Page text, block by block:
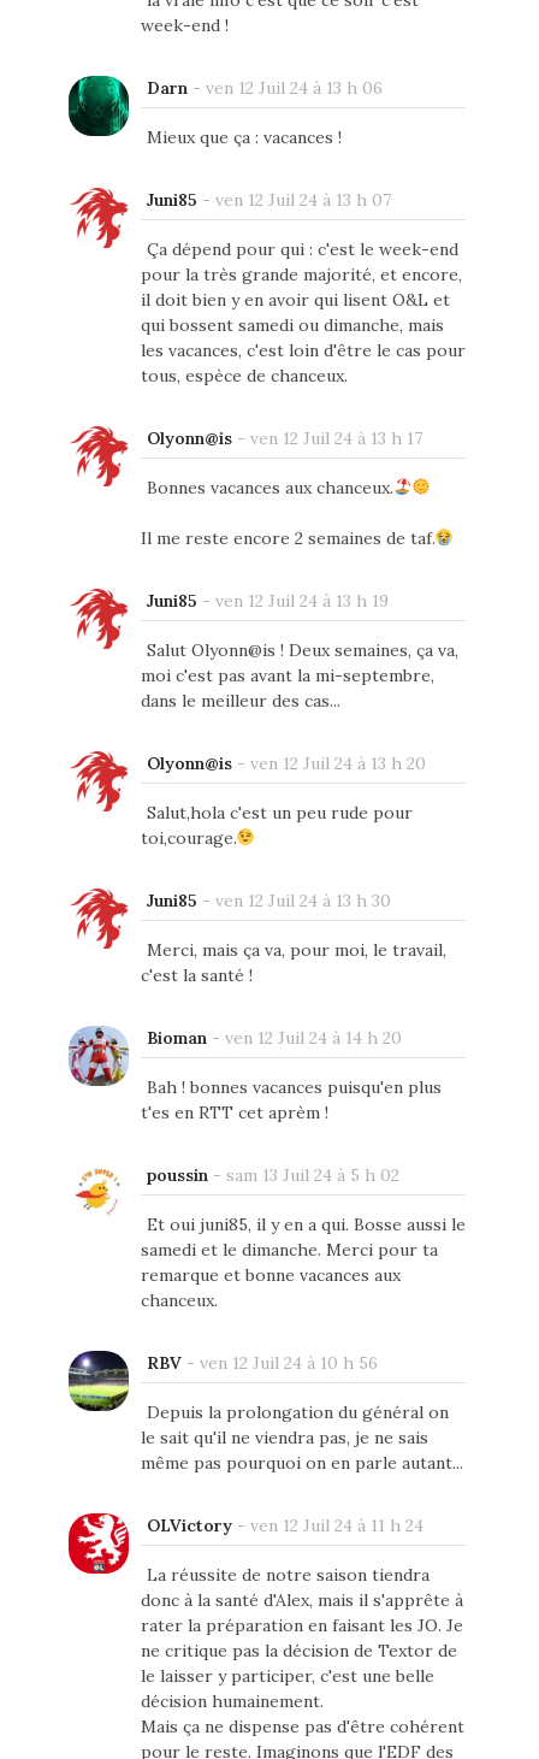
week-end !
Darn - ven 12 Juil 24 à 13 h 06
Mieux que ça : vacances !
Juni85 - ven 12 Juil 24 à 13 h 07
Ça dépend pour qui : c'est le week-end
pour la très grande majorité, et encore,
il doit bien y en avoir qui lisent O&L et
qui bossent samedi ou dimanche, mais
les vacances, c'est loin d'être le cas pour
tous, espèce de chanceux.
Olyonn@is- ven 12 Juil 24 à 13 h 17
Bonnes vacances aux chanceux.
Il me reste encore 2 semaines de taf.
Juni85 - ven 12 Juil 24 à 13 h 19
Salut Olyonn@is ! Deux semaines, ça va,
moi c'est pas avant la mi-septembre,
dans le meilleur des cas...
Olyonn@is- ven 12 Juil 24 à 13 h 20
Salut,hola c'est un peu rude pour
toi,courage.
Juni85 - ven 12 Juil 24 à 13 h 30
Merci, mais ça va, pour moi, le travail,
c'est la santé !
Bioman - ven 12 Juil 24 à 14 h 20
Bah ! bonnes vacances puisqu'en plus
t'es en RTT cet aprèm !
poussin - sam 13 Juil 24 à 5 h 02
Et oui juni85, il y en a qui. Bosse aussi le
samedi et le dimanche. Merci pour ta
remarque et bonne vacances aux
chanceux.
RBV- ven 12 Juil 24 à 10 h 56
Depuis la prolongation du général on
le sait qu'il ne viendra pas, je ne sais
même pas pourquoi on en parle autant...
OLVictory- ven 12 Juil 24 à 11 h 24
La réussite de notre saison tiendra
donc à la santé d'Alex, mais il s'apprête à
rater la préparation en faisant les JO. Je
ne critique pas la décision de Textor de
le laisser y participer, c'est une belle
décision humainement.
Mais ça ne dispense pas d'être cohérent
pour le reste. Imaginons que l'EDF des